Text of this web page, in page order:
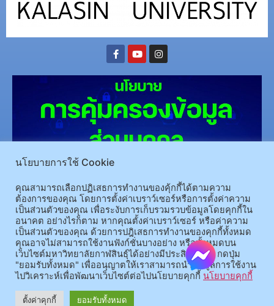
(อ.นามน)13 หมู่ 14 ต.สงเปลือย อ.นามน จ.กาฬสินธุ์ 46230โทรศัพท์ : 043-602-055 โทรสาร :
043-602-044
(อ.เมือง)62/1 ถ.เกษตรสมบูรณ์ ต.กาฬสินธุ์ อ.เมือง จ.กาฬสินธุ์ 46000 โทรศัพท์ 043-811128 08-
64584360 โทรสาร 043-813070
© 2025 All rights Reserved.
นโยบายการใช้ Cookie
คุณสามารถเลือกปฏิเสธการทำงานของคุ้กกี้ได้ตามความ
ต้องการของคุณ โดยการตั้งค่าเบราว์เซอร์หรือการตั้งค่าความ
เป็นส่วนตัวของคุณ เพื่อระงับการเก็บรวมรวบข้อมูลโดยคุกกี้ใน
อนาคต อย่างไรก็ตาม หากคุณตั้งค่าเบราว์เซอร์ หรือค่าความ
เป็นส่วนตัวของคุณ ด้วยการปฎิเสธการทำงานของคุกกี้ทั้งหมด
คุณอาจไม่สามารถใช้งานฟังก์ชั่นบางอย่าง หรือทั้งหมดบน
เว็บไซต์มหาวิทยาลัยกาฬสินธุ์ได้อย่างมีประสิทธิภาพ กดปุ่ม
"ยอมรับทั้งหมด" เพื่ออนุญาตให้เราสามารถนำข้อมูลการใช้งาน
ไปวิเคราะห์เพื่อพัฒนาเว็บไซต์ต่อไปนโยบายคุกกี้ นโยบายคุกกี้
ตั้งค่าคุกกี้ ยอมรับทั้งหมด